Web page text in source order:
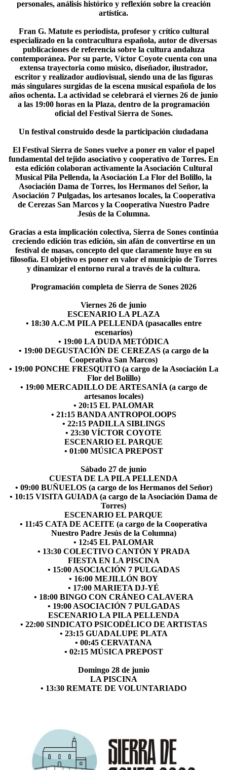
personales, análisis histórico y reflexión sobre la creación
artística.
Fran G. Matute es periodista, profesor y crítico cultural
especializado en la contracultura española, autor de diversas
publicaciones de referencia sobre la cultura andaluza
contemporánea. Por su parte, Víctor Coyote cuenta con una
extensa trayectoria como músico, diseñador, ilustrador,
escritor y realizador audiovisual, siendo una de las figuras
más singulares surgidas de la escena musical española de los
años ochenta. La actividad se celebrará el viernes 26 de junio
a las 19:00 horas en la Plaza, dentro de la programación
oficial del Festival Sierra de Sones.
Un festival construido desde la participación ciudadana
El Festival Sierra de Sones vuelve a poner en valor el papel
fundamental del tejido asociativo y cooperativo de Torres. En
esta edición colaboran activamente la Asociación Cultural
Musical Pila Pellenda, la Asociación La Flor del Bolillo, la
Asociación Dama de Torres, los Hermanos del Señor, la
Asociación 7 Pulgadas, los artesanos locales, la Cooperativa
de Cerezas San Marcos y la Cooperativa Nuestro Padre
Jesús de la Columna.
Gracias a esta implicación colectiva, Sierra de Sones continúa
creciendo edición tras edición, sin afán de convertirse en un
festival de masas, concepto del que claramente huye en su
filosofía. El objetivo es poner en valor el municipio de Torres
y dinamizar el entorno rural a través de la cultura.
Programación completa de Sierra de Sones 2026
Viernes 26 de junio
ESCENARIO LA PLAZA
• 18:30 A.C.M PILA PELLENDA (pasacalles entre
escenarios)
• 19:00 LA DUDA METÓDICA
• 19:00 DEGUSTACIÓN DE CEREZAS (a cargo de la
Cooperativa San Marcos)
• 19:00 PONCHE FRESQUITO (a cargo de la Asociación La
Flor del Bolillo)
• 19:00 MERCADILLO DE ARTESANÍA (a cargo de
artesanos locales)
• 20:15 EL PALOMAR
• 21:15 BANDA ANTROPOLOOPS
• 22:15 PADILLA SIBLINGS
• 23:30 VÍCTOR COYOTE
ESCENARIO EL PARQUE
• 01:00 MÚSICA PREPOST
Sábado 27 de junio
CUESTA DE LA PILA PELLENDA
• 09:00 BUÑUELOS (a cargo de los Hermanos del Señor)
• 10:15 VISITA GUIADA (a cargo de la Asociación Dama de
Torres)
ESCENARIO EL PARQUE
• 11:45 CATA DE ACEITE (a cargo de la Cooperativa
Nuestro Padre Jesús de la Columna)
• 12:45 EL PALOMAR
• 13:30 COLECTIVO CANTÓN Y PRADA
FIESTA EN LA PISCINA
• 15:00 ASOCIACIÓN 7 PULGADAS
• 16:00 MEJILLÓN BOY
• 17:00 MARIETA DJ-YÉ
• 18:00 BINGO CON CRÁNEO CALAVERA
• 19:00 ASOCIACIÓN 7 PULGADAS
ESCENARIO LA PILA PELLENDA
• 22:00 SINDICATO PSICODÉLICO DE ARTISTAS
• 23:15 GUADALUPE PLATA
• 00:45 CERVATANA
• 02:15 MÚSICA PREPOST
Domingo 28 de junio
LA PISCINA
• 13:30 REMATE DE VOLUNTARIADO